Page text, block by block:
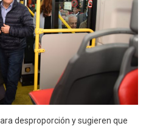
desproporción y sugieren que